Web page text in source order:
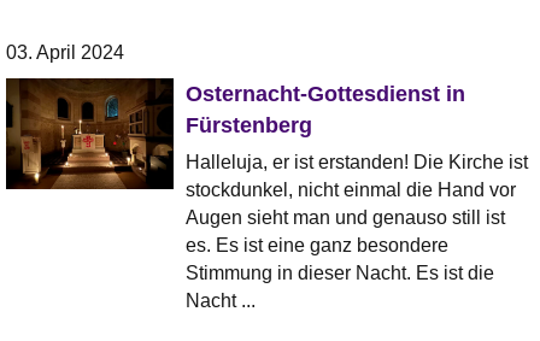
03. April 2024
Osternacht-Gottesdienst in
Fürstenberg
Halleluja, er ist erstanden! Die Kirche ist
stockdunkel, nicht einmal die Hand vor
Augen sieht man und genauso still ist
es. Es ist eine ganz besondere
Stimmung in dieser Nacht. Es ist die
Nacht ...